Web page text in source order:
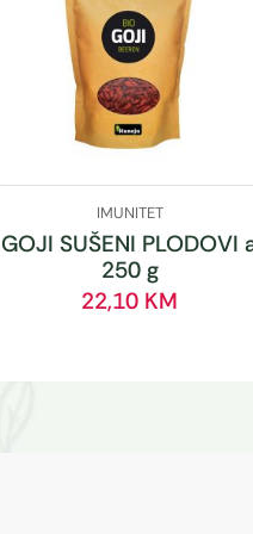
IMUNITET
GOJI SUŠENI PLODOVI
250 g
22,10 KM